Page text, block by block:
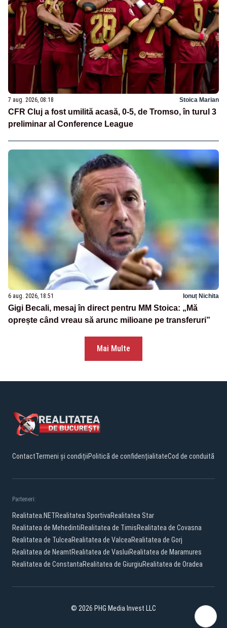
7 aug. 2026, 08:18 Stoica Marian
CFR Cluj a fost umilită acasă, 0-5, de Tromso, în turul 3
preliminar al Conference League
6 aug. 2026, 18:51 Ionuț Nichita
Gigi Becali, mesaj în direct pentru MM Stoica: „Mă
oprește când vreau să arunc milioane pe transferuri”
Mai Multe
ContactTermeni și condițiiPolitică de confidențialitateCod de conduită
Parteneri:
Realitatea.NETRealitatea SportivaRealitatea Star
Realitatea de MehedintiRealitatea de TimisRealitatea de Covasna
Realitatea de TulceaRealitatea de ValceaRealitatea de Gorj
Realitatea de NeamtRealitatea de VasluiRealitatea de Maramures
Realitatea de ConstantaRealitatea de GiurgiuRealitatea de Oradea
© 2026 PHG Media Invest LLC